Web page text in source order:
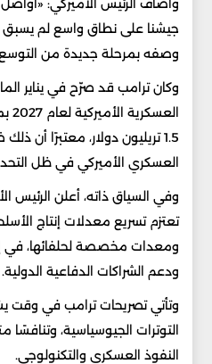
وأضاف الرئيس الأميركي: «أواصل
جيشنا على نطاق واسع لم يسبق
وصفه بمرحلة جديدة من
وكان ترامب قد صرّح في يناير
1.5 تريليون دولار، معتبرًا أن
العسكري الأميركي في ظل
وفي السياق ذاته، أعلن الرئيس
تعتزم تسريع معدلات إنتاج
ومعدات مخصصة لحلفائها، في
ودعم الشراكات الدفاعية الدولية.
وتأتي تصريحات ترامب في وقت
التوترات الجيوسياسية، وتنافسًا
النفوذ العسكري والتكنولوجي.